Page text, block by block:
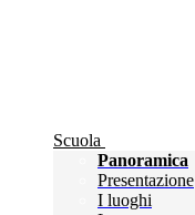
Scuola
Panoramica
Presentazione
I luoghi